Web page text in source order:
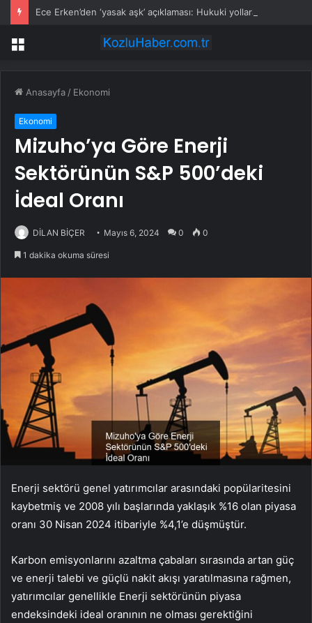
Menü
Anasayfa / Ekonomi
Ekonomi
Mizuho’ya Göre Enerji
Sektörünün S&P 500’deki
İdeal Oranı
DİLAN BİÇER Mayıs 6, 2024 0 0
1 dakika okuma süresi
Enerji sektörü genel yatırımcılar arasındaki popülaritesini
kaybetmiş ve 2008 yılı başlarında yaklaşık %16 olan piyasa
oranı 30 Nisan 2024 itibariyle %4,1’e düşmüştür.
Karbon emisyonlarını azaltma çabaları sırasında artan güç
ve enerji talebi ve güçlü nakit akışı yaratılmasına rağmen,
yatırımcılar genellikle Enerji sektörünün piyasa
endeksindeki ideal oranının ne olması gerektiğini